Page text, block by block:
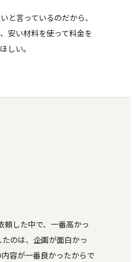
と言っているのだから、
安い材料を使って料金を
しい。
頼した中で、一番高かっ
のは、企画が面白かっ
容が一番良かったからで